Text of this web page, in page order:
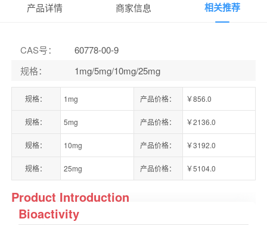
产品详情 商家信息 相关推荐
CAS号：
60778-00-9
规格： 1mg/5mg/10mg/25mg
规格： 1mg 产品价格： ￥856.0
规格： 5mg 产品价格： ￥2136.0
规格： 10mg 产品价格： ￥3192.0
规格： 25mg 产品价格： ￥5104.0
Product Introduction
Bioactivity